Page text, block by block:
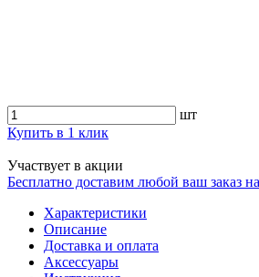
шт
Купить в 1 клик
Участвует в акции
Бесплатно доставим любой ваш заказ
Характеристики
Описание
Доставка и оплата
Аксессуары